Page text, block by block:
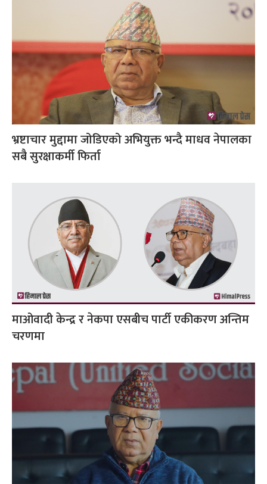
भ्रष्टाचार मुद्दामा जोडिएको अभियुक्त भन्दै माधव नेपालका
सबै सुरक्षाकर्मी फिर्ता
माओवादी केन्द्र र नेकपा एसबीच पार्टी एकीकरण अन्तिम
चरणमा